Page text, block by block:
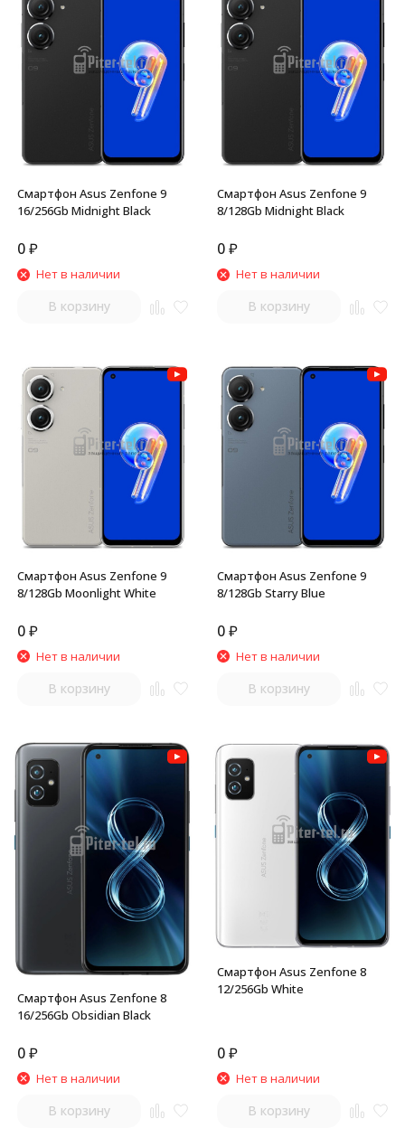
Смартфон Asus Zenfone 9
16/256Gb Midnight Black
0₽
Нет в наличии
В корзину
Смартфон Asus Zenfone 9
8/128Gb Midnight Black
0₽
Нет в наличии
В корзину
Смартфон Asus Zenfone 9
8/128Gb Moonlight White
0₽
Нет в наличии
В корзину
Смартфон Asus Zenfone 9
8/128Gb Starry Blue
0₽
Нет в наличии
В корзину
Смартфон Asus Zenfone 8
16/256Gb Obsidian Black
0₽
Нет в наличии
В корзину
Смартфон Asus Zenfone 8
12/256Gb White
0₽
Нет в наличии
В корзину